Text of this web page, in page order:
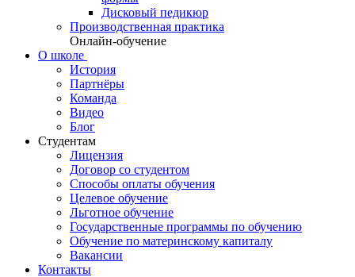
Дисковый педикюр
Производственная практика
Онлайн-обучение
О школе
История
Партнёры
Команда
Видео
Блог
Студентам
Лицензия
Договор со студентом
Способы оплаты обучения
Целевое обучение
Льготное обучение
Государственные программы по обучению
Обучение по материнскому капиталу
Вакансии
Контакты